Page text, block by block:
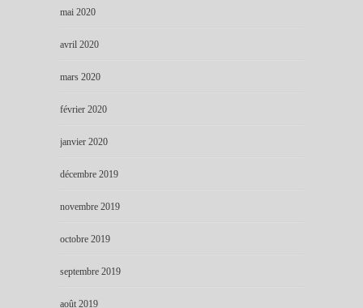
mai 2020
avril 2020
mars 2020
février 2020
janvier 2020
décembre 2019
novembre 2019
octobre 2019
septembre 2019
août 2019